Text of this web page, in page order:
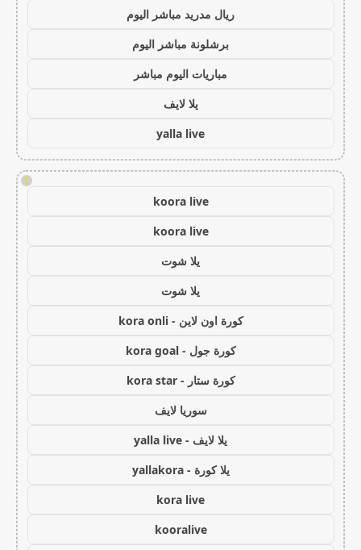
ريال مدريد مباشر اليوم
برشلونة مباشر اليوم
مباريات اليوم مباشر
يلا لايف
yalla live
!
koora live
koora live
يلا شوت
يلا شوت
كورة اون لاين - kora onli
كورة جول - kora goal
كورة ستار - kora star
سوريا لايف
يلا لايف - yalla live
يلا كورة - yallakora
kora live
kooralive